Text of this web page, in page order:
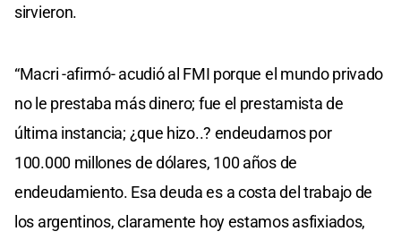
sirvieron.
“Macri -afirmó- acudió al FMI porque el mundo privado
no le prestaba más dinero; fue el prestamista de
última instancia; ¿que hizo..? endeudarnos por
100.000 millones de dólares, 100 años de
endeudamiento. Esa deuda es a costa del trabajo de
los argentinos, claramente hoy estamos asfixiados,